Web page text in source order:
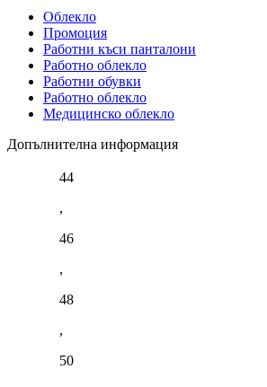
Облекло
Промоция
Работни къси панталони
Работно облекло
Работни обувки
Работно облекло
Медицинско облекло
Допълнителна информация
44
,
46
,
48
,
50